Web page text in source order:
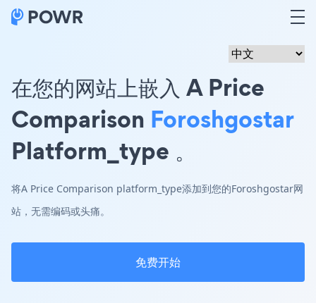
在您的网站上嵌入 A Price
Comparison Foroshgostar
Platform_type 。
将A Price Comparison platform_type添加到您的Foroshgostar网
站，无需编码或头痛。
免费开始